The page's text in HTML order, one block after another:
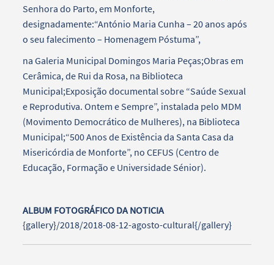
Senhora do Parto, em Monforte,
designadamente:“António Maria Cunha – 20 anos após
o seu falecimento – Homenagem Póstuma”,
na Galeria Municipal Domingos Maria Peças;Obras em
Cerâmica, de Rui da Rosa, na Biblioteca
Municipal;Exposição documental sobre “Saúde Sexual
e Reprodutiva. Ontem e Sempre”, instalada pelo MDM
(Movimento Democrático de Mulheres), na Biblioteca
Municipal;“500 Anos de Existência da Santa Casa da
Misericórdia de Monforte”, no CEFUS (Centro de
Educação, Formação e Universidade Sénior).
ALBUM FOTOGRÁFICO DA NOTICIA
{gallery}/2018/2018-08-12-agosto-cultural{/gallery}